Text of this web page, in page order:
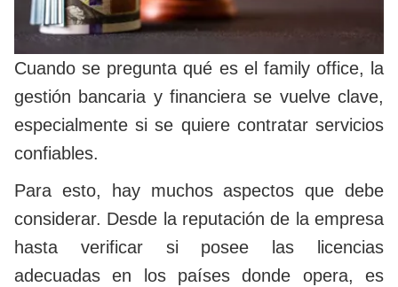
Cuando se pregunta qué es el family office, la
gestión bancaria y financiera se vuelve clave,
especialmente si se quiere contratar servicios
confiables.
Para esto, hay muchos aspectos que debe
considerar. Desde la reputación de la empresa
hasta verificar si posee las licencias
adecuadas en los países donde opera, es